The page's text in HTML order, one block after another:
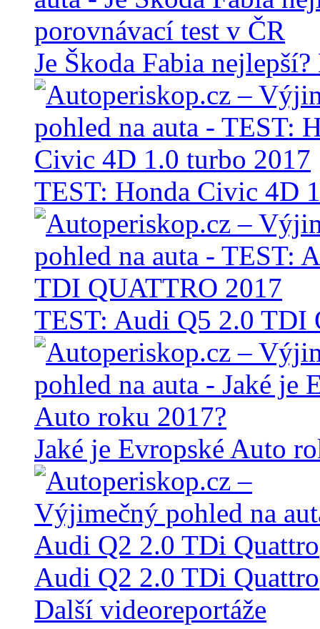
Je Škoda Fabia
TEST: Honda Civic 4D
TEST: Audi Q5 2.0 TDI
Jaké je Evropské Auto
Audi Q2 2.0 TDi Quattro
Další videoreportáže